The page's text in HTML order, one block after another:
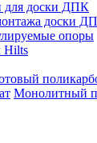
для доски ДПК
опоры
Hilts
Монолитный